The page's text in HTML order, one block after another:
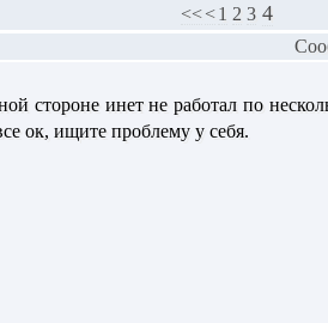
<< < 1 2 3 4
стороне инет не работал по
ок, ищите проблему у себя.